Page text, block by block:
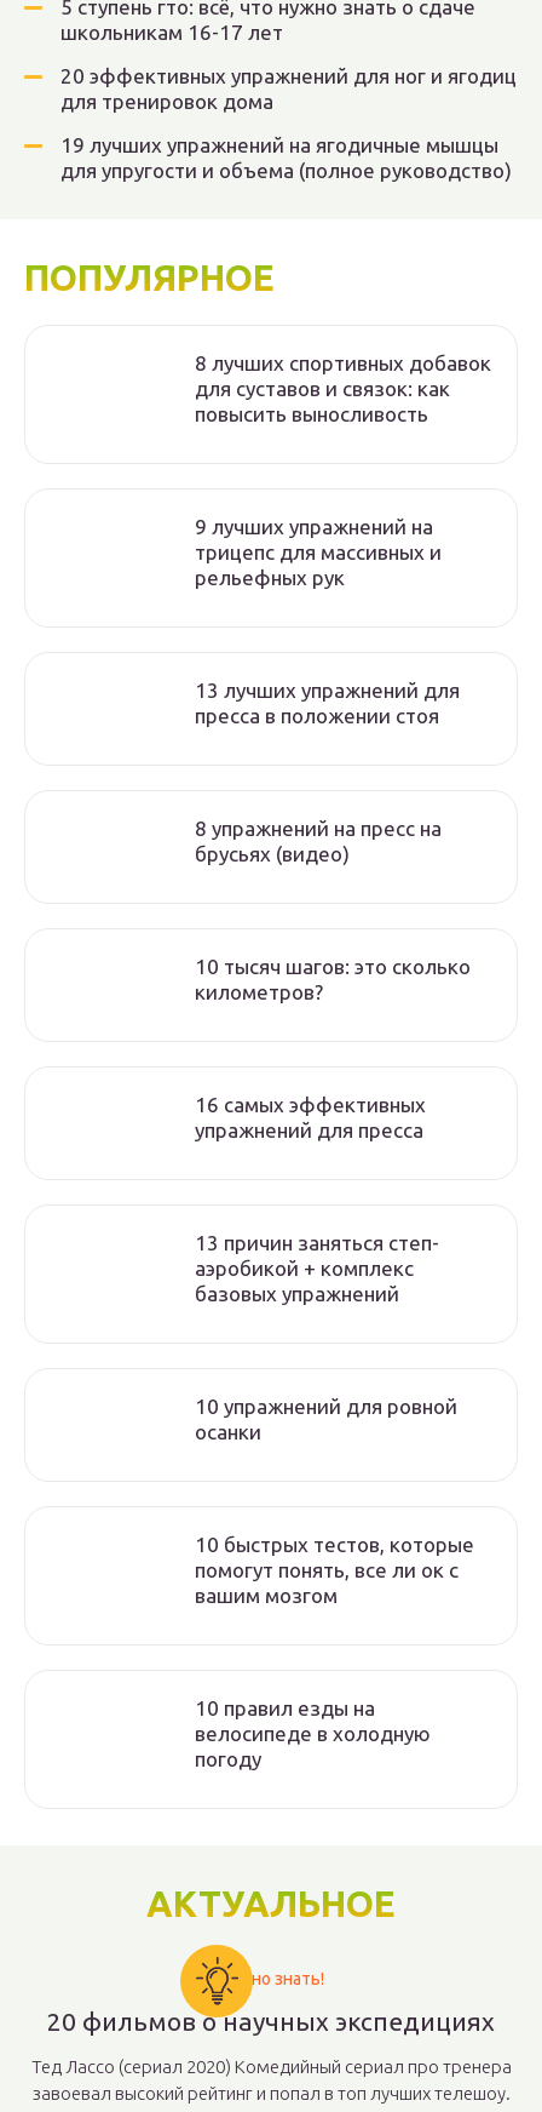
5 ступень гто: всё, что нужно знать о сдаче
школьникам 16-17 лет
20 эффективных упражнений для ног и ягодиц
для тренировок дома
19 лучших упражнений на ягодичные мышцы
для упругости и объема (полное руководство)
ПОПУЛЯРНОЕ
8 лучших спортивных добавок
для суставов и связок: как
повысить выносливость
9 лучших упражнений на
трицепс для массивных и
рельефных рук
13 лучших упражнений для
пресса в положении стоя
8 упражнений на пресс на
брусьях (видео)
10 тысяч шагов: это сколько
километров?
16 самых эффективных
упражнений для пресса
13 причин заняться степ-
аэробикой + комплекс
базовых упражнений
10 упражнений для ровной
осанки
10 быстрых тестов, которые
помогут понять, все ли ок с
вашим мозгом
10 правил езды на
велосипеде в холодную
погоду
АКТУАЛЬНОЕ
Важно знать!
20 фильмов о научных экспедициях
Тед Лассо (сериал 2020) Комедийный сериал про тренера
завоевал высокий рейтинг и попал в топ лучших телешоу.